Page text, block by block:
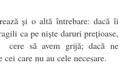
și o altă întrebare: dacă îi
ca pe niște daruri prețioase,
cere să avem grijă; dacă ne
care nu au cele necesare.